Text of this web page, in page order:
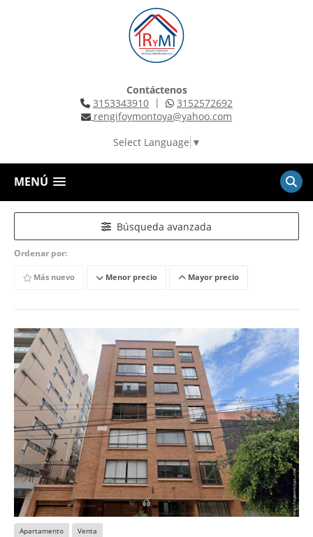
Contáctenos
3153343910 |
3152572692
rengifoymontoya@yahoo.com
Select Language ▼
MENÚ
Búsqueda avanzada
Ordenar por:
Más nuevo Menor precio Mayor precio
Apartamento Venta